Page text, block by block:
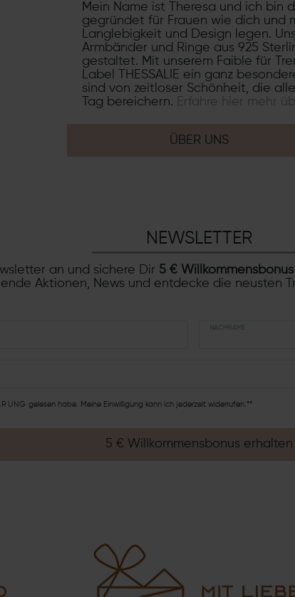
Mein Name ist Theresa und ich bin
gegründet für Frauen wie dich und
Langlebigkeit und Design legen.
Armbänder und Ringe aus 925
gestaltet. Mit unserem Faible für
Label THESSALIE ein ganz
sind von zeitloser Schönheit, die
Tag bereichern. Erfahre hier mehr
ÜBER UNS
NEWSLETTER
an und sichere Dir 5 € Willkommensbonus
Aktionen, News und entdecke die neusten
gelesen habe. Meine Einwilligung kann ich jederzeit widerrufen.**
5 € Willkommensbonus erhalten